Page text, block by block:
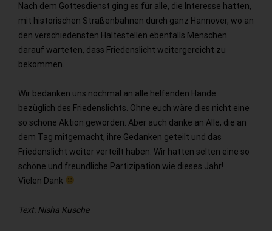
Nach dem Gottesdienst ging es für alle, die Interesse hatten,
mit historischen Straßenbahnen durch ganz Hannover, wo an
den verschiedensten Haltestellen ebenfalls Menschen
darauf warteten, dass Friedenslicht weitergereicht zu
bekommen.
Wir bedanken uns nochmal an alle helfenden Hände
bezüglich des Friedenslichts. Ohne euch wäre dies nicht eine
so schöne Aktion geworden. Aber auch danke an Alle, die an
dem Tag mitgemacht, ihre Gedanken geteilt und das
Friedenslicht weiter verteilt haben. Wir hatten selten eine so
schöne und freundliche Partizipation wie dieses Jahr!
Vielen Dank
Text: Nisha Kusche